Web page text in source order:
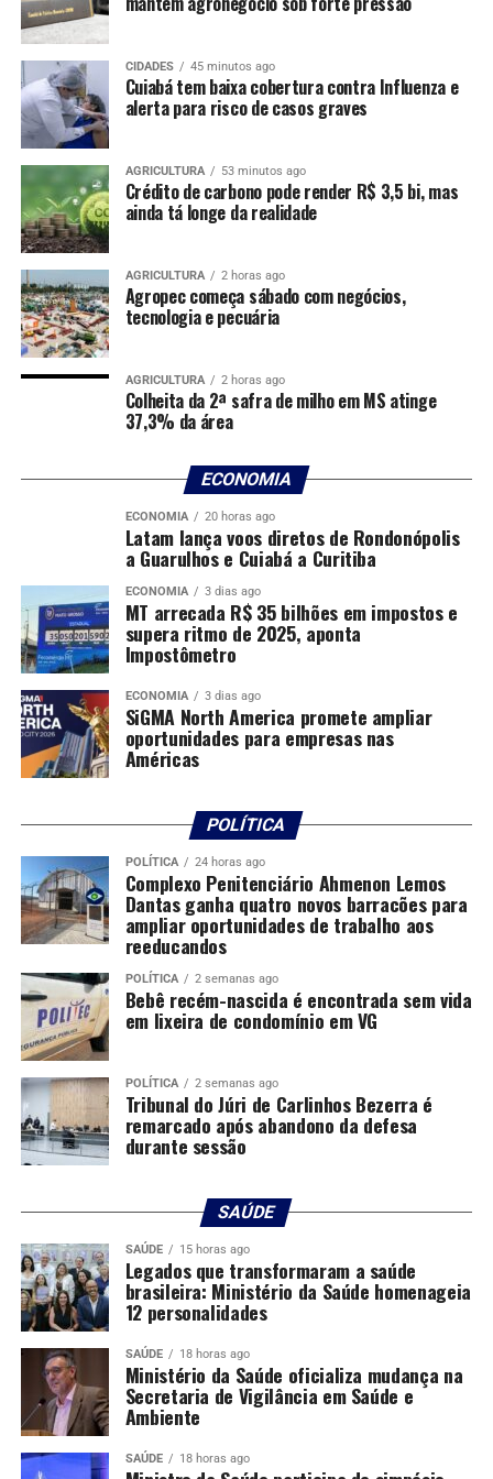
preços sobem de forma mais rápida. Mesmo que a
inflação recue no ano seguinte, o efeito sobre o
orçamento permanece caso a renda não acompanhe a
mesma velocidade.
Segundo o presidente do Banco Central, essa diferença
ajuda a explicar por que a sensação de encarecimento
pode persistir mesmo em um cenário de inflação mais
comportada. Ele afirmou ainda que o Brasil está no
menor nível do chamado index misery, indicador que
soma inflação e desemprego, mas ponderou que isso não
tem se traduzido automaticamente em percepção mais
favorável sobre a economia.
Receba no seu e-mail as notícias mais importantes do
dia, análises de mercado e os principais fatos que
movimentam o agronegócio:
Galípolo também disse que os choques recentes
passaram a influenciar as projeções dos economistas. De
acordo com ele, após anos de inflação mais alta e
surpresas nos preços, parte do mercado tem
incorporado esse histórico recente nas estimativas
futuras, o que ajuda a manter expectativas mais
elevadas.
Ao tratar do choque mais recente, associado à guerra no
Irã, Galípolo afirmou que houve aumento da curva de
juros em diversas economias. Segundo ele, os preços
os próprios preços, em um ambiente de crescimento
mais fraco, condições financeiras mais apertadas e
inflação ainda em avanço.
Embora a fala tenha tratado da economia de forma
ampla, inflação e juros seguem no centro das decisões de
investimento e financiamento no setor produtivo,
incluindo atividades que dependem de crédito e
planejamento de custos. O Banco Central não detalhou,
na fala citada, impactos setoriais específicos.
A avaliação apresentada por Galípolo indica que o
Banco Central segue observando não apenas a inflação
corrente, mas também a formação de expectativas e a
dados adicionais sobre medidas futuras, não há base
técnica, neste momento, para projetar mudanças
imediatas na condução da política monetária a partir
dessa fala.
Fonte:Estadão Conteúdo
O post Galípolo diz que choques de oferta ampliaram
distância entre inflação e percepção da população
apareceu primeiro em
CIDADES 45 minutos ago
Cuiabá tem baixa cobertura contra Influenza e
alerta para risco de casos graves
AGRICULTURA 53 minutos ago
Crédito de carbono pode render R$ 3,5 bi, mas
ainda tá longe da realidade
AGRICULTURA 2 horas ago
Agropec começa sábado com negócios,
tecnologia e pecuária
AGRICULTURA 2 horas ago
Colheita da 2ª safra de milho em MS atinge
37,3% da área
ECONOMIA
ECONOMIA 20 horas ago
Latam lança voos diretos de Rondonópolis
a Guarulhos e Cuiabá a Curitiba
ECONOMIA 3 dias ago
MT arrecada R$ 35 bilhões em impostos e
supera ritmo de 2025, aponta
Impostômetro
ECONOMIA 3 dias ago
SiGMA North America promete ampliar
oportunidades para empresas nas
Américas
POLÍTICA
POLÍTICA 24 horas ago
Complexo Penitenciário Ahmenon Lemos
Dantas ganha quatro novos barracões para
ampliar oportunidades de trabalho aos
reeducandos
POLÍTICA 2 semanas ago
Bebê recém-nascida é encontrada sem vida
em lixeira de condomínio em VG
POLÍTICA 2 semanas ago
Tribunal do Júri de Carlinhos Bezerra é
remarcado após abandono da defesa
durante sessão
SAÚDE
SAÚDE 15 horas ago
Legados que transformaram a saúde
brasileira: Ministério da Saúde homenageia
12 personalidades
SAÚDE 18 horas ago
Ministério da Saúde oficializa mudança na
Secretaria de Vigilância em Saúde e
Ambiente
SAÚDE 18 horas ago